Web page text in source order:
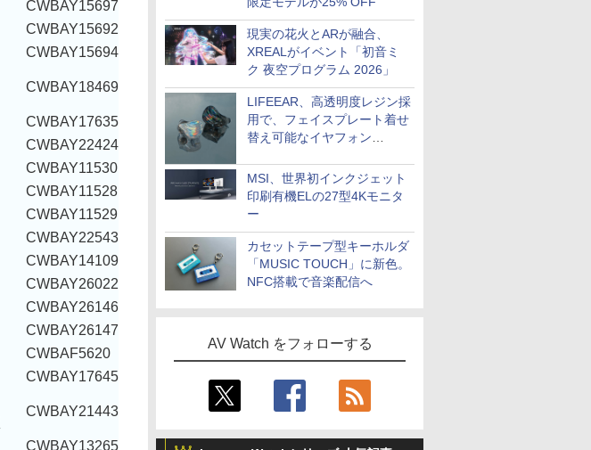
現実の花火とARが融合、
XREALがイベント「初音ミ
ク 夜空プログラム 2026」
LIFEEAR、高透明度レジン採
用で、フェイスプレート着せ
替え可能なイヤフォン
MSI、世界初インクジェット
印刷有機ELの27型4Kモニタ
ー
カセットテープ型キーホルダ
「MUSIC TOUCH」に新色。
NFC搭載で音楽配信へ
AV Watch をフォローする
CWBAY15697
CWBAY15692
CWBAY15694
CWBAY18469
CWBAY17635
CWBAY22424
CWBAY11530
CWBAY11528
CWBAY11529
CWBAY22543
CWBAY14109
CWBAY26022
CWBAY26146
CWBAY26147
CWBAF5620
CWBAY17645
CWBAY21443
CWBAY13265